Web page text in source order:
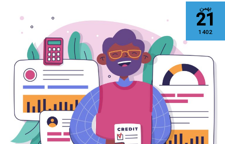
بهمن
21
1402
رازهای
ناگفته
شناسایی
پرسونای